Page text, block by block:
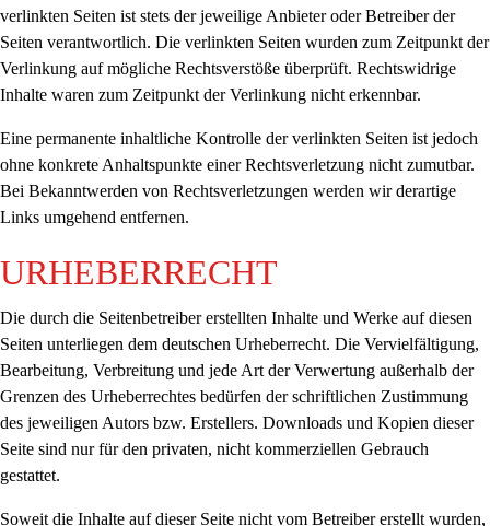
verlinkten Seiten ist stets der jeweilige Anbieter oder Betreiber der
Seiten verantwortlich. Die verlinkten Seiten wurden zum Zeitpunkt der
Verlinkung auf mögliche Rechtsverstöße überprüft. Rechtswidrige
Inhalte waren zum Zeitpunkt der Verlinkung nicht erkennbar.
Eine permanente inhaltliche Kontrolle der verlinkten Seiten ist jedoch
ohne konkrete Anhaltspunkte einer Rechtsverletzung nicht zumutbar.
Bei Bekanntwerden von Rechtsverletzungen werden wir derartige
Links umgehend entfernen.
URHEBERRECHT
Die durch die Seitenbetreiber erstellten Inhalte und Werke auf diesen
Seiten unterliegen dem deutschen Urheberrecht. Die Vervielfältigung,
Bearbeitung, Verbreitung und jede Art der Verwertung außerhalb der
Grenzen des Urheberrechtes bedürfen der schriftlichen Zustimmung
des jeweiligen Autors bzw. Erstellers. Downloads und Kopien dieser
Seite sind nur für den privaten, nicht kommerziellen Gebrauch
gestattet.
Soweit die Inhalte auf dieser Seite nicht vom Betreiber erstellt wurden,